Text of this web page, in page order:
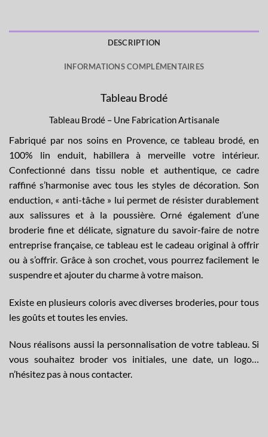
DESCRIPTION
INFORMATIONS COMPLÉMENTAIRES
Tableau Brodé
Tableau Brodé – Une Fabrication Artisanale
Fabriqué par nos soins en Provence, ce tableau brodé, en
100% lin enduit, habillera à merveille votre intérieur.
Confectionné dans tissu noble et authentique, ce cadre
raffiné s’harmonise avec tous les styles de décoration. Son
enduction, « anti-tâche » lui permet de résister durablement
aux salissures et à la poussière. Orné également d’une
broderie fine et délicate, signature du savoir-faire de notre
entreprise française, ce tableau est le cadeau original à offrir
ou à s’offrir. Grâce à son crochet, vous pourrez facilement le
suspendre et ajouter du charme à votre maison.
Existe en plusieurs coloris avec diverses broderies, pour tous
les goûts et toutes les envies.
Nous réalisons aussi la personnalisation de votre tableau. Si
vous souhaitez broder vos initiales, une date, un logo…
n’hésitez pas à nouscontacter.